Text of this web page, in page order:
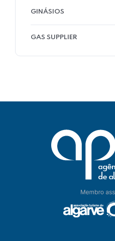
GINÁSIOS
GAS SUPPLIER